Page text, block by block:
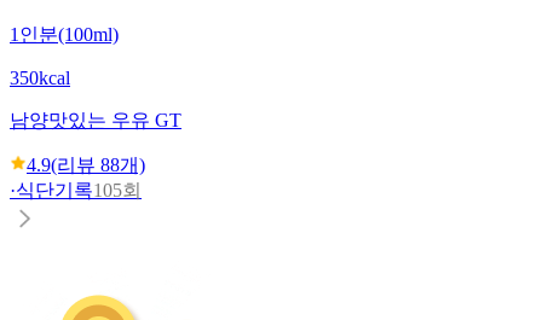
1인분(100ml)
350kcal
남양맛있는 우유 GT
4.9(리뷰 88개)
·식단기록105회